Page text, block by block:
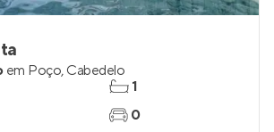
em Poço, Cabedelo
1
0